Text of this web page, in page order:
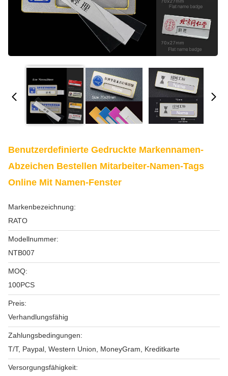
Benutzerdefinierte Gedruckte Markennamen-
Abzeichen Bestellen Mitarbeiter-Namen-Tags
Online Mit Namen-Fenster
Markenbezeichnung:
RATO
Modellnummer:
NTB007
MOQ:
100PCS
Preis:
Verhandlungsfähig
Zahlungsbedingungen:
T/T, Paypal, Western Union, MoneyGram, Kreditkarte
Versorgungsfähigkeit: